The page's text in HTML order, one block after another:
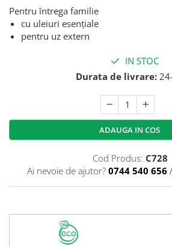
Pentru întrega familie
cu uleiuri esențiale
pentru uz extern
IN STOC
Durata de livrare:
ADAUGA IN COS
Cod Produs: C728
Ai nevoie de ajutor? 0744 540 656 /